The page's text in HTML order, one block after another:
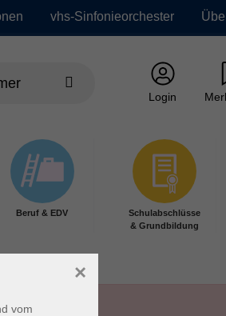
vhs-Sinfonieorchester
Login
Beruf & EDV
Schulabschlüsse
& Grundbildung
vom
×